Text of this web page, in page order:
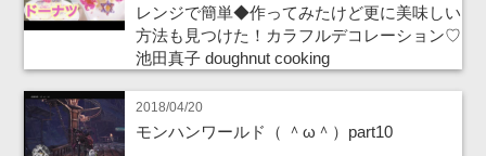
レンジで簡単◆作ってみたけど更に美味しい
方法も見つけた！カラフルデコレーション♡
池田真子 doughnut cooking
2018/04/20
モンハンワールド（ ＾ω＾）part10